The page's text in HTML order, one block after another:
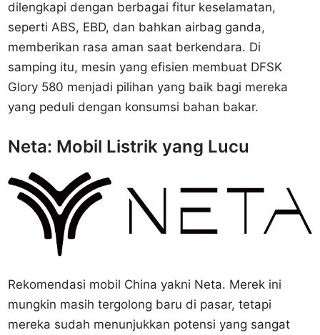
dilengkapi dengan berbagai fitur keselamatan,
seperti ABS, EBD, dan bahkan airbag ganda,
memberikan rasa aman saat berkendara. Di
samping itu, mesin yang efisien membuat DFSK
Glory 580 menjadi pilihan yang baik bagi mereka
yang peduli dengan konsumsi bahan bakar.
Neta: Mobil Listrik yang Lucu
Rekomendasi mobil China yakni Neta. Merek ini
mungkin masih tergolong baru di pasar, tetapi
mereka sudah menunjukkan potensi yang sangat